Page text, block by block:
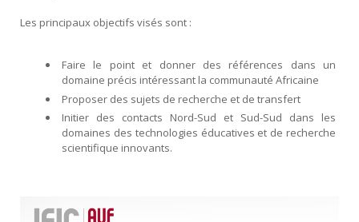
Les principaux objectifs visés sont :
Faire le point et donner des références dans un
domaine précis intéressant la communauté Africaine
Proposer des sujets de recherche et de transfert
Initier des contacts Nord-Sud et Sud-Sud dans les
domaines des technologies éducatives et de recherche
scientifique innovants.